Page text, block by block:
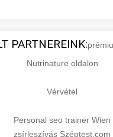
PARTNEREINK:
Nutrinature oldalon
Vérvétel
Personal seo trainer Wien
zsírleszívás Széptest.com